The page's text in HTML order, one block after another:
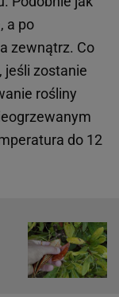
a po
zewnątrz. Co
jeśli zostanie
rośliny
do 12